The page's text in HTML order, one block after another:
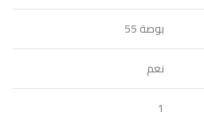
بوصة 55
نعم
1